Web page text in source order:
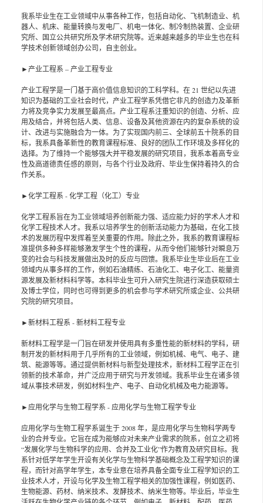
我系毕业生在工业领域中从事各种工作，包括自动化、飞机制造业、机
器人、机床、能量转换与发电厂、机电一体化、制冷制热装置、企业研
究所、国立公共研究所及学术研究院等。近来越来越多的毕业生也在科
学技术创新领域创办公司，自主创业。
►产业工程系 – 产业工程专业
产业工程学是一门基于高价值信息知识的工科学科。在 21 世纪以先进
知识为基础的工业社会时代，产业工程学系凭借它非凡的创造力及革新
力将及竞争实力发展至最高点。产业工程系注重知识的创造、分析、应
用及结合，并将包括人类、信息、设备及其他资源在内的复杂系统的设
计、改进与实施融合为一体。为了实现国内前三、全球前五十院系的目
标，我系具备革新性的教育课程标准、良好的团队工作环境及多样化的
选择。为了维持一个能够强大并平稳发展的研究项目，我系本着高专业
性及高道德责任感的原则，与各个行业及政府、毕业生保持着持久的合
作关系。
►化学工程系 - 化学工程（化工）专业
化学工程系旨在为工业领域培养创新能力强、适应能力好的学术人才和
化学工程技术人才。我系以培养学生的创新活动能力为基础，在化工技
术的发展历程中发挥着至关重要的作用。除此之外，我系的教育课程标
准提供多种多样能够激发学生个性的课程，从而令他们能够针对瞬息万
变的社会与科技发展做出及时的反应与回馈。我系毕业生毕业后在工业
领域内从事多样的工作，例如石油精练、石油化工、电子化工、能量资
源发展及新材料科学等。本科毕业生可升入研究生院进行深造获取硕士
及博士学位，同时也可得到更多的机会参与学术研究所或企业、公共研
究院的研究项目。
►新材料工程系 - 新材料工程专业
新材料工程学是一门旨在研发并使用具有多重性能的新材料的学科，研
制开发的新材料用于几乎所有的工业领域，例如机械、电气、电子、建
筑、能源等等。通过提供新材料与新型处理技术，新材料工程学正在引
领新的技术革命，并广泛应用于研究与开发领域。我系毕业生在诸多领
域从事技术研发，例如材料生产、电子、自动化机械及电力能源等。
►应用化学与生物工程学系 - 应用化学与生物工程学专业
应用化学与生物工程学系诞生于 2008 年，是应用化学与生物科学两专
业的合并专业。它旨在成为能够应对未来产业需求的院系，创立之初将
“发展化学与生物科学的应用、合并及工业化”作为教育及研究目标。我
系针对低学年学生开设有关化学与生物科学基础概念及工程学知识的课
程，而针对高学年学生，本专业意在培养具备全面专业工程学知识的工
业技术人才，开设与化学及生物工程学相关的加强性课程，例如医药、
生物能源、药材、纳米技术、发酵技术、纳米生物等。毕业后，毕业生